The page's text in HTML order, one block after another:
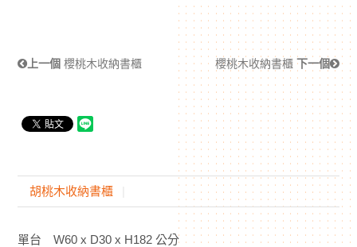
上一個 櫻桃木收納書櫃 櫻桃木收納書櫃 下一個
胡桃木收納書櫃
單台 W60 x D30 x H182 公分